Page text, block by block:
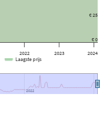
2022 2023 2024
2022
2022
€ 0
€ 25
Laagste prijs